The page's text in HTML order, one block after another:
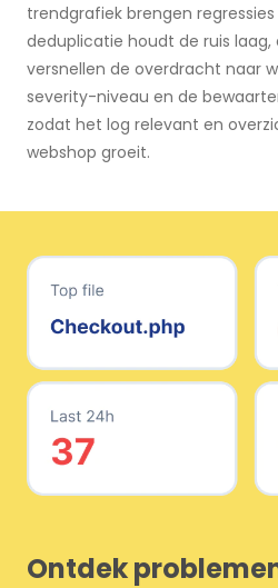
trendgrafiek brengen
deduplicatie houdt de ruis laag,
versnellen de overdracht naar
severity-niveau en de
zodat het log relevant en
webshop groeit.
Ontdek